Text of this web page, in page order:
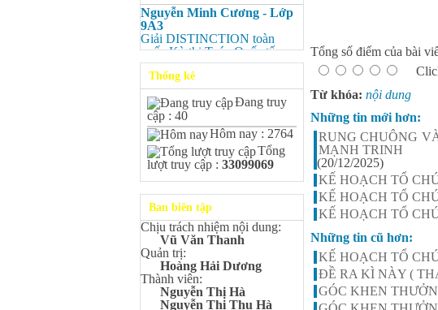
Nguyễn Minh Cương - Lớp
9A3
Giải DISTINCTION toàn
quốc Kỳ thi Toán Quốc tế
Kangaroo – IKMC 2020
Nguyễn Minh Cương - Lớp
9A3
Giải Ba kỳ thi chọn HSG cấp
tỉnh môn Toán.
Bùi Quang Minh - Lớp 9A3
Giải DISTINCTION Toàn
quốc Kỳ thi Toán Quốc tế
Kangaroo – IKMC 2020
Bùi Quang Minh - Lớp 9A3
Giải Ba kỳ thi chọn HSG cấp
tỉnh môn Toán.
Đinh Anh Thư - Lớp 9A3
Giải Nhì kỳ thi chọn HSG cấp
tỉnh môn Sinh học.
Chu Quang Lượng - Lớp
Thống kê
Đang truy
cập : 40
Hôm nay : 2764
Tổng
lượt truy cập : 33099069
Ban biên tập
Chịu trách nhiệm nội dung:
Vũ Văn Thanh
Quản trị:
Hoàng Hải Dương
Thành viên:
Nguyễn Thị Hà
Nguyễn Thị Thu Hà
Tổng số điểm của bài
Từ khóa: nội dung
Những tin mới hơn:
RUNG CHUÔNG
MẠNH TRINH
(20/12/2025)
KẾ HOẠCH TỔ
KẾ HOẠCH TỔ
KẾ HOẠCH TỔ
Những tin cũ hơn:
KẾ HOẠCH TỔ
ĐỀ RA KÌ NÀY (
GÓC KHEN